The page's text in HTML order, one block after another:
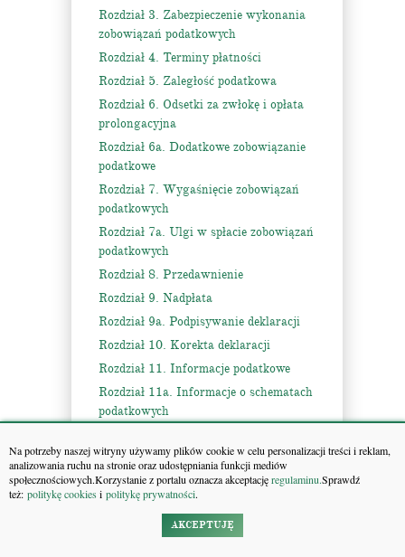
Na potrzeby naszej witryny używamy plików cookie w celu personalizacji treści i reklam,
analizowania ruchu na stronie oraz udostępniania funkcji mediów
społecznościowych.Korzystanie z portalu oznacza akceptacjęregulaminu.Sprawdź
też: politykę cookiesi politykę prywatności.
AKCEPTUJĘ
Rozdział 3. Zabezpieczenie wykonania
zobowiązań podatkowych
Rozdział 4. Terminy płatności
Rozdział 5. Zaległość podatkowa
Rozdział 6. Odsetki za zwłokę i opłata
prolongacyjna
Rozdział 6a. Dodatkowe zobowiązanie
podatkowe
Rozdział 7. Wygaśnięcie zobowiązań
podatkowych
Rozdział 7a. Ulgi w spłacie zobowiązań
podatkowych
Rozdział 8. Przedawnienie
Rozdział 9. Nadpłata
Rozdział 9a. Podpisywanie deklaracji
Rozdział 10. Korekta deklaracji
Rozdział 11. Informacje podatkowe
Rozdział 11a. Informacje o schematach
podatkowych
Rozdział 13. Odpowiedzialność solidarna
Rozdział 14. Prawa i obowiązki następców
prawnych oraz podmiotów
przekształconych